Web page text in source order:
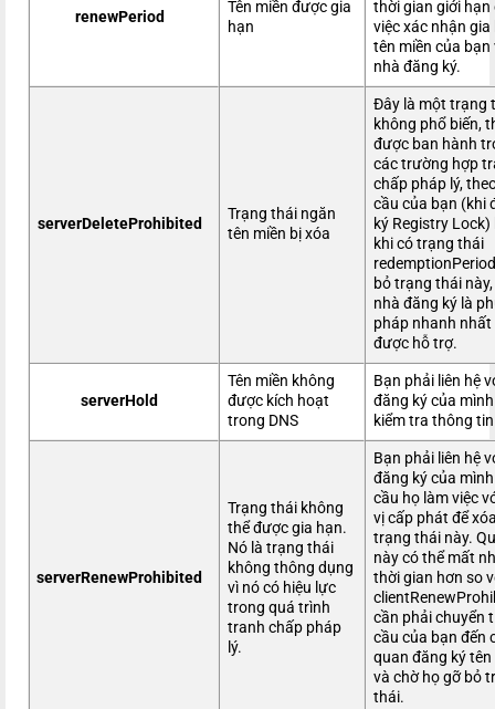
renewPeriod
Tên miền được gia
hạn
thời gian giới hạn
việc xác nhận gia
tên miền của bạn
nhà đăng ký.
serverDeleteProhibited
Trạng thái ngăn
tên miền bị xóa
Đây là một trạng
không phổ biến,
được ban hành
các trường hợp
chấp pháp lý,
cầu của bạn (khi
ký Registry
khi có trạng thái
bỏ trạng thái
nhà đăng ký là
pháp nhanh nhất
được hỗ trợ.
serverHold
Tên miền không
được kích hoạt
trong DNS
Bạn phải liên hệ
đăng ký của
kiểm tra thông
serverRenewProhibited
Trạng thái không
thể được gia hạn.
Nó là trạng thái
không thông dụng
vì nó có hiệu lực
trong quá trình
tranh chấp pháp
lý.
Bạn phải liên hệ
đăng ký của
cầu họ làm việc
vị cấp phát để
trạng thái này.
này có thể mất
thời gian hơn so
cần phải chuyển
cầu của bạn đến
quan đăng ký tên
và chờ họ gỡ bỏ
thái.